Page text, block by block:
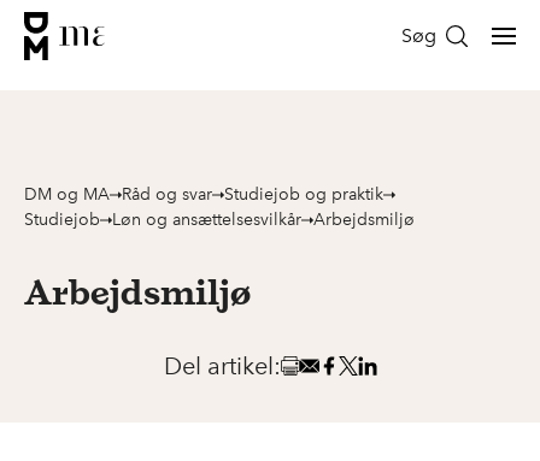
Søg
DM og MA Råd og svar
Studiejob og praktik
Studiejob
Løn og ansættelsesvilkår Arbejdsmiljø
Arbejdsmiljø
Del artikel: